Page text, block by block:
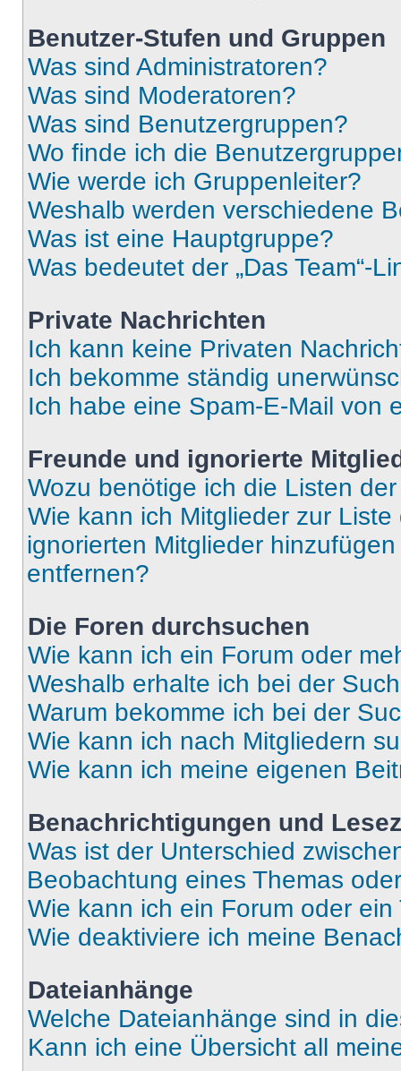
Benutzer-Stufen und Gruppen
Was sind Administratoren?
Was sind Moderatoren?
Was sind Benutzergruppen?
Wo finde ich die
Wie werde ich Gruppenleiter?
Weshalb werden verschiedene
Was ist eine Hauptgruppe?
Was bedeutet der „Das Team“-
Private Nachrichten
Ich kann keine Privaten
Ich bekomme ständig
Ich habe eine Spam-E-Mail von
Freunde und ignorierte
Wozu benötige ich die Listen
Wie kann ich Mitglieder zur
ignorierten Mitglieder
entfernen?
Die Foren durchsuchen
Wie kann ich ein Forum oder
Weshalb erhalte ich bei der
Warum bekomme ich bei der
Wie kann ich nach Mitgliedern
Wie kann ich meine eigenen
Benachrichtigungen und
Was ist der Unterschied
Beobachtung eines Themas
Wie kann ich ein Forum oder
Wie deaktiviere ich meine
Dateianhänge
Welche Dateianhänge sind in
Kann ich eine Übersicht all